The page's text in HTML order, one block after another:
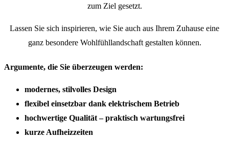
zum Ziel gesetzt.
Lassen Sie sich inspirieren, wie Sie auch aus Ihrem Zuhause eine
ganz besondere Wohlfühllandschaft gestalten können.
Argumente, die Sie überzeugen werden:
modernes, stilvolles Design
flexibel einsetzbar dank elektrischem Betrieb
hochwertige Qualität – praktisch wartungsfrei
kurze Aufheizzeiten